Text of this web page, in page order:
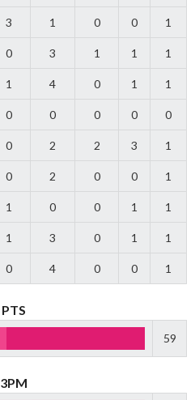
3 1 0 0 1
0 3 1 1 1
1 4 0 1 1
0 0 0 0 0
0 2 2 3 1
0 2 0 0 1
1 0 0 1 1
1 3 0 1 1
0 4 0 0 1
PTS
59
3PM